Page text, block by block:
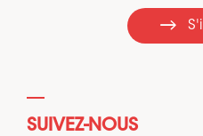
SUIVEZ-NOUS